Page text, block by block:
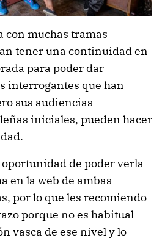
con muchas tramas
tener una continuidad en
para poder dar
interrogantes que han
sus audiencias
iniciales, pueden hacer
de poder verla
en la web de ambas
por lo que les recomiendo
porque no es habitual
vasca de ese nivel y lo